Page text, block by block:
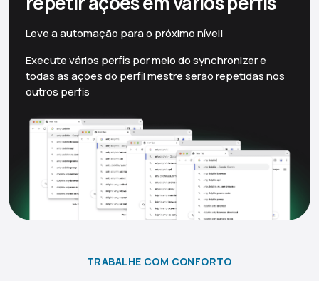
Leve a automação para o próximo nível!
Execute vários perfis por meio do synchronizer e
todas as ações do perfil mestre serão repetidas nos
outros perfis
TRABALHE COM CONFORTO